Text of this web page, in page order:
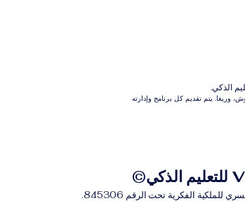
وريغا. يتم تقديم كل برنامج وإدارته
الفكرية تحت الرقم 845306.